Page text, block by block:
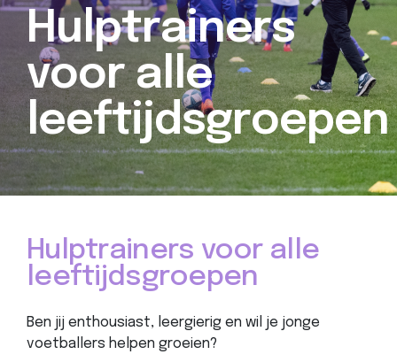
Hulptrainers
voor alle
leeftijdsgroepen
Hulptrainers voor alle
leeftijdsgroepen
Ben jij enthousiast, leergierig en wil je jonge
voetballers helpen groeien?